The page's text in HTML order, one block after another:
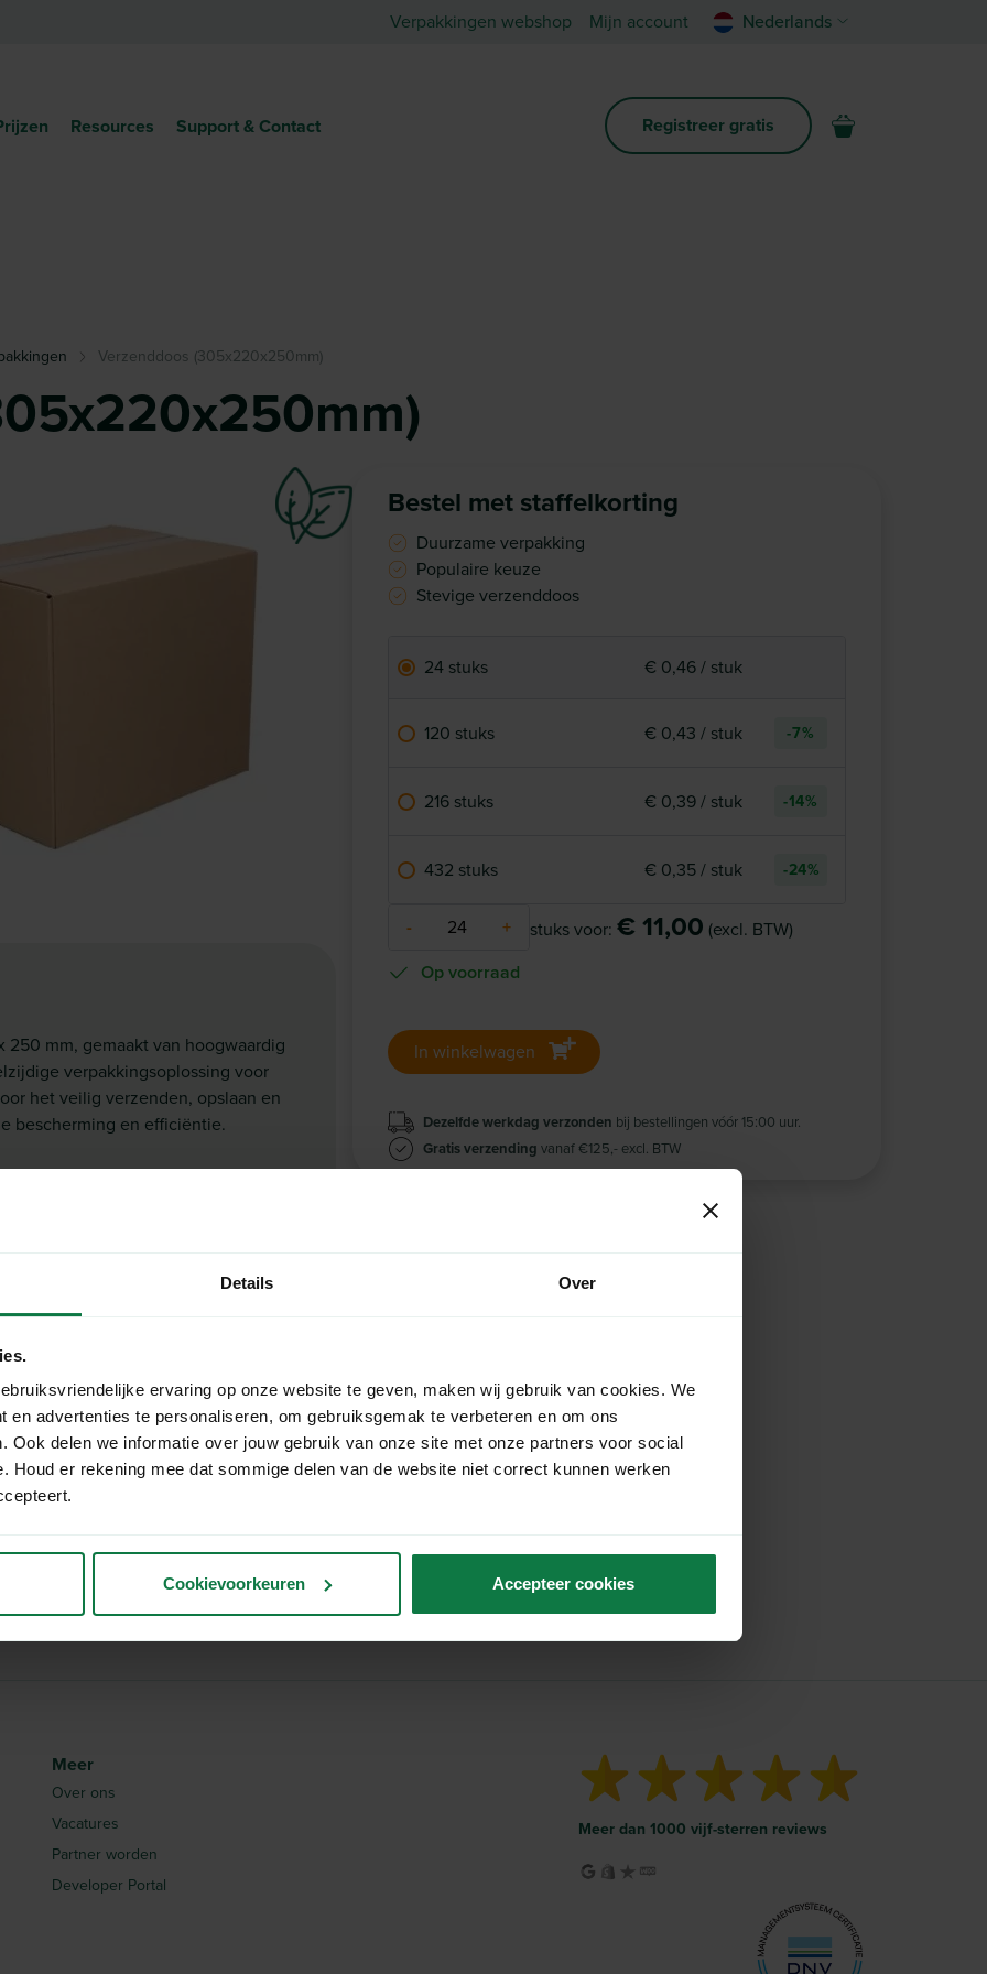
Details Over
ervaring op onze website te geven, maken wij gebruik van cookies. We
en advertenties te personaliseren, om gebruiksgemak te verbeteren en om ons
Ook delen we informatie over jouw gebruik van onze site met onze partners voor social
Houd er rekening mee dat sommige delen van de website niet correct kunnen werken
Cookievoorkeuren Accepteer cookies
Verpakkingen webshop Mijn account Nederlands
Resources Support & Contact Registreer gratis
Verzenddoos (305x220x250mm)
Bestel met staffelkorting
Duurzame verpakking
Populaire keuze
Stevige verzenddoos
24 stuks € 0,46 / stuk
120 stuks € 0,43 / stuk -7%
216 stuks € 0,39 / stuk -14%
432 stuks € 0,35 / stuk -24%
- + stuks voor: € 11,00 (excl. BTW)
Op voorraad
In winkelwagen
Dezelfde werkdag verzonden bij bestellingen vóór 15:00 uur.
Gratis verzending vanaf €125,- excl. BTW
mm, gemaakt van hoogwaardig
verpakkingsoplossing voor
het veilig verzenden, opslaan en
bescherming en efficiëntie.
Meer
Over ons
Vacatures
Partner worden
Developer Portal
Meer dan 1000 vijf-sterren reviews